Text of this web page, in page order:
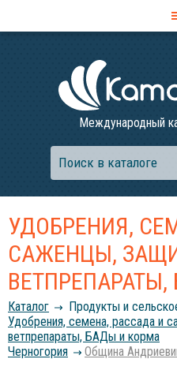
Международный
УДОБРЕНИЯ,
САЖЕНЦЫ,
Каталог
Продукты и
Удобрения, семена, рассада и
ветпрепараты, БАДы и корма
Черногория
Община